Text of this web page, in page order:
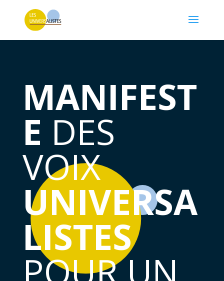
MANIFEST
E DES
VOIX
UNIVERSA
LISTES